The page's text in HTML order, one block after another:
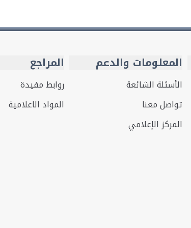
المعلومات والدعم
الأسئلة الشائعة
تواصل معنا
المركز الإعلامي
المراجع
روابط مفيدة
المواد الاعلامية